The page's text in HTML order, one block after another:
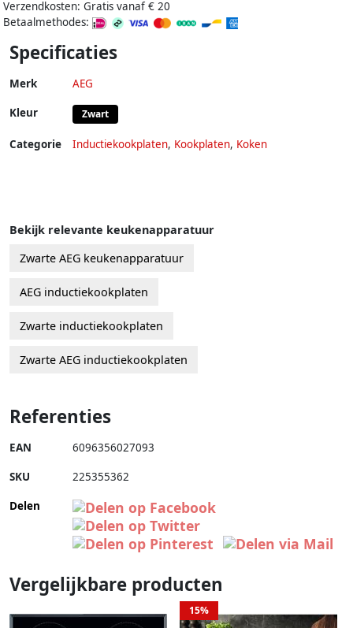
Verzendkosten: Gratis vanaf € 20
Betaalmethodes:
Specificaties
Merk AEG
Kleur Zwart
Categorie Inductiekookplaten, Kookplaten, Koken
Bekijk relevante keukenapparatuur
Zwarte AEG keukenapparatuur
AEG inductiekookplaten
Zwarte inductiekookplaten
Zwarte AEG inductiekookplaten
Referenties
EAN 6096356027093
SKU 225355362
Delen
Vergelijkbare producten
15%